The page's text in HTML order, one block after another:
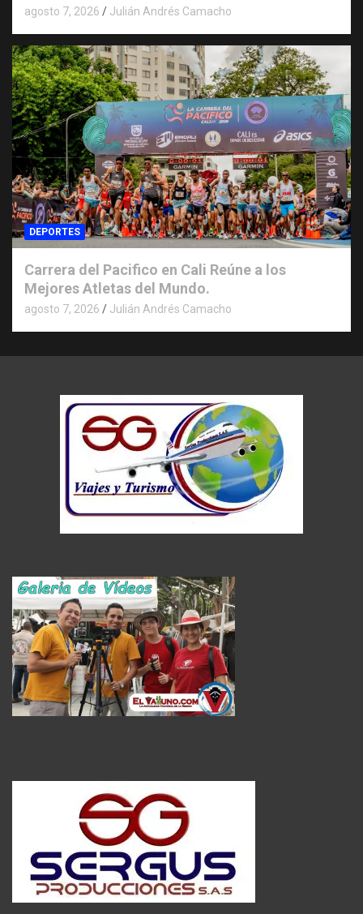
agosto 7, 2026 Julián Andrés Camacho
DEPORTES
Carrera del Pacifico en Cali Reúne a los
Mejores Atletas del Mundo.
agosto 7, 2026 Julián Andrés Camacho